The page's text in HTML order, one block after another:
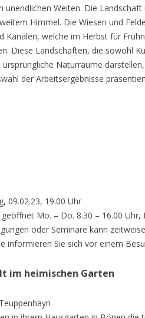
unendlichen Weiten. Die
Himmel. Die Wiesen und
Kanälen, welche im Herbst für
Diese Landschaften, die sowohl
Naturräume
der Arbeitsergebnisse
09.02.23, 19.00 Uhr
geöffnet Mo. – Do. 8.30 – 16.00 Uhr,
oder Seminare kann
informieren Sie sich vor einem
im heimischen Garten